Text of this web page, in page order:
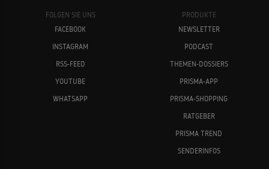
FOLGEN SIE UNS
FACEBOOK
INSTAGRAM
RSS-FEED
YOUTUBE
WHATSAPP
PRODUKTE
NEWSLETTER
PODCAST
THEMEN-DOSSIERS
PRISMA-APP
PRISMA-SHOPPING
RATGEBER
PRISMA TREND
SENDERINFOS